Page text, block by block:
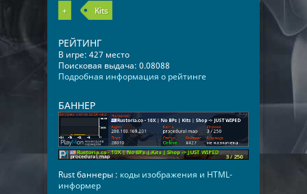
+ Kits
РЕЙТИНГ
В игре: 427 место
Поисковая выдача: 0.08088
Подробная информация о рейтинге
БАННЕР
Rust баннеры : коды изображения и HTML-
информер